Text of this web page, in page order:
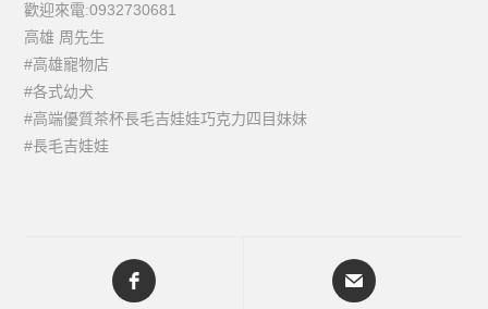
歡迎來電:0932730681
高雄 周先生
#高雄寵物店
#各式幼犬
#高端優質茶杯長毛吉娃娃巧克力四目妹妹
#長毛吉娃娃